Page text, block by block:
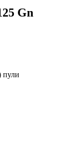
Gn
пули